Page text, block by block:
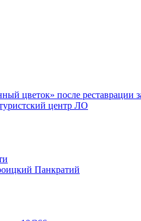
цветок» после реставрации
центр ЛО
Панкратий